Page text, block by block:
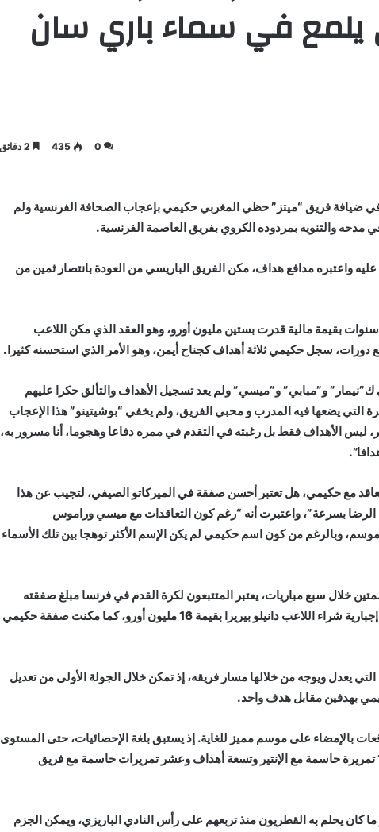
في سماء باري سان
0
435
ضيافة فريق “ميتز” حظي المغربي حكيمي بإعجاب الصحافة الفرنسية ولم
مدحه والتنويه بمردوده الكروي بفريق العاصمة الفرنسية.
عليه واعتبره مدافع هداف، مكن الفريق الباريسي من العودة بانتصار ثمين من
بقيمة مالية قدرت بستين مليون أورو، وهو العقد الذي مكن اللاعب
دورات، سجل حكيمي ثلاثة أهداف كجناح أيمن، وهو الأمر الذي استحسنه كثيرا.
و”مبابي” و”ميسي” ولم يعد تسجيل الأهداف والتألق حكرا عليهم
يضعها فيه المدرب و محبي الفريق، ولم يخفي “بوشيتينو” هذا الإعجاب
ليس الأهداف فقط بل رغبته في التقدم في ممره دفاعا وهجوما، أنا مسرور به،
مع حكيمي، هل تعتبر أحسن صفقة في الميركاتو الصيفي، لتجيب عن هذا
الرضا بسرعة”، واعتبرت أنه “رغم كون التعاقدات مع ميسي وراموس
وبالرغم من كون اسم حكيمي لم يكن الإسم الأكثر توهجا بين تلك الأسماء
خلال سبع مباريات، يعتبر المتتبعون لكرة القدم في فرنسا مبلغ صفقته
قادما من الأنتير، له ما يبرره حيث مكن ذلك من رفع شرط إجبارية شراء اللاعب دانيلو بيريرا بقيمة 16 مليون أورو، كما مكنت صفقة حكيمي
يعدل ويوجه من خلالها مسار فريقه، إذ تمكن خلال الجولة الأولى من تعديل
بهدفين مقابل هدف واحد.
بالإمضاء على موسم مميز للغاية. إذ يستبق بلغة الإحصائيات، حتى المستوى
الذي ظهر به خلال ٱخر موسمين بحصيلة سبعة أهداف و11 تمريرة حاسمة مع الإنتير وتسعة أهداف وعشر تمريرات حاسمة مع فريق
يحلم به القطريون منذ تربعهم على رأس النادي الباريزي، ويمكن الجزم